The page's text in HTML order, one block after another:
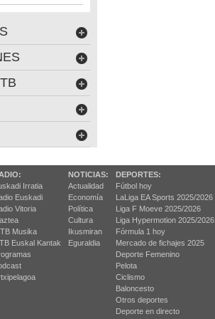
Irratia
Euskadi
Vitoria
Musika
Euskal Kantak
NOTICIAS:
Actualidad
Economía
Política
Cultura
Ikusmiran
Eguraldia
DEPORTES:
Fútbol hoy
LaLiga EA Sports 2025/2026
Liga F Moeve 2025/2026
Liga Hypermotion 2025/2026
Fórmula 1 hoy
Mercado de fichajes 2025
Deporte Femenino
Pelota
Ciclismo
Baloncesto
Otros deportes
Deporte en directo